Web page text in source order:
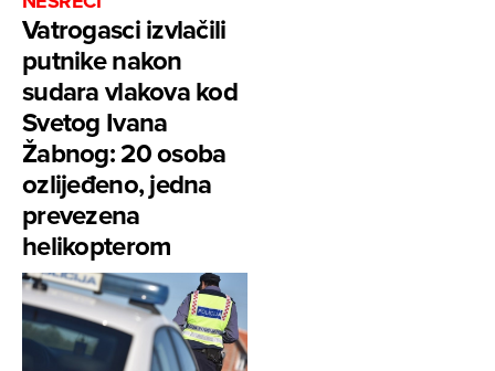
Vatrogasci izvlačili
putnike nakon
sudara vlakova kod
Svetog Ivana
Žabnog: 20 osoba
ozlijeđeno, jedna
prevezena
helikopterom